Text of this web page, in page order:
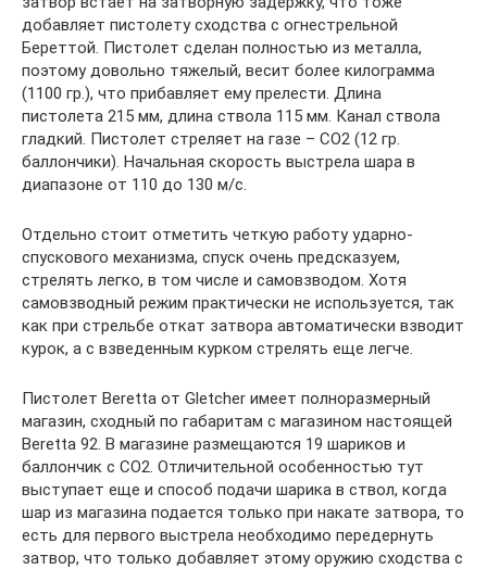
добавляет пистолету сходства с огнестрельной
Береттой. Пистолет сделан полностью из металла,
поэтому довольно тяжелый, весит более килограмма
(1100 гр.), что прибавляет ему прелести. Длина
пистолета 215 мм, длина ствола 115 мм. Канал ствола
гладкий. Пистолет стреляет на газе – CO2 (12 гр.
баллончики). Начальная скорость выстрела шара в
диапазоне от 110 до 130 м/с.
Отдельно стоит отметить четкую работу ударно-
спускового механизма, спуск очень предсказуем,
стрелять легко, в том числе и самовзводом. Хотя
самовзводный режим практически не используется, так
как при стрельбе откат затвора автоматически взводит
курок, а с взведенным курком стрелять еще легче.
Пистолет Beretta от Gletcher имеет полноразмерный
магазин, сходный по габаритам с магазином настоящей
Beretta 92. В магазине размещаются 19 шариков и
баллончик с СО2. Отличительной особенностью тут
выступает еще и способ подачи шарика в ствол, когда
шар из магазина подается только при накате затвора, то
есть для первого выстрела необходимо передернуть
затвор, что только добавляет этому оружию сходства с